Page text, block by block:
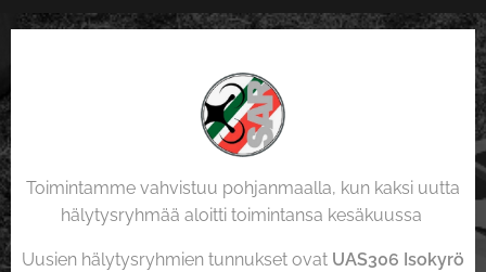
Toimintamme vahvistuu pohjanmaalla, kun kaksi uutta
hälytysryhmää aloitti toimintansa kesäkuussa
Uusien hälytysryhmien tunnukset ovat UAS306 Isokyrö